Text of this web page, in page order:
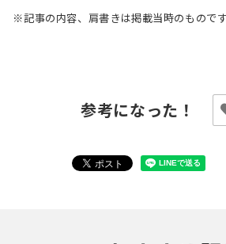
※記事の内容、肩書きは掲載当時のものです